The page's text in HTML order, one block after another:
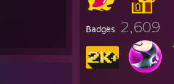
Badges 2,609